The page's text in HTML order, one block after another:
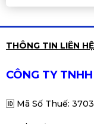
THÔNG TIN LIÊN HỆ
CÔNG TY
🆔 Mã Số Thuế: